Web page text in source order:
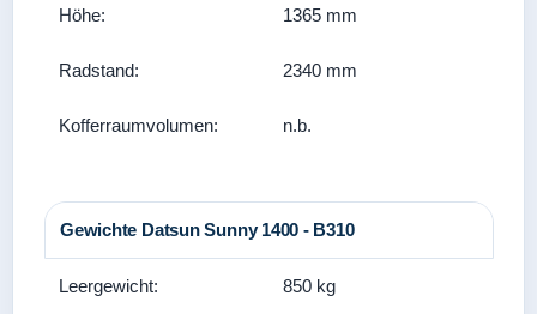
Höhe: 1365 mm
Radstand: 2340 mm
Kofferraumvolumen: n.b.
Gewichte Datsun Sunny 1400 - B310
Leergewicht: 850 kg